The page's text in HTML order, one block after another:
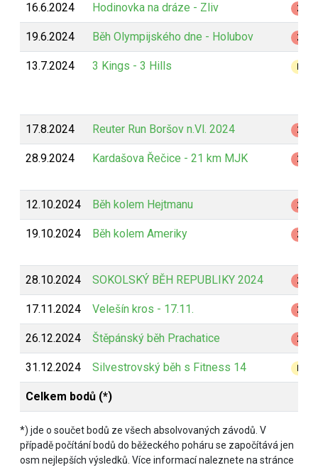
16.6.2024 Hodinovka na dráze - Zliv Z
19.6.2024 Běh Olympijského dne - Holubov Z
13.7.2024 3 Kings - 3 Hills
17.8.2024 Reuter Run Boršov n.Vl. 2024 Z
28.9.2024 Kardašova Řečice - 21 km MJK Z
12.10.2024 Běh kolem Hejtmanu Z
19.10.2024 Běh kolem Ameriky Z
28.10.2024 SOKOLSKÝ BĚH REPUBLIKY 2024 Z
17.11.2024 Velešín kros - 17.11. Z
26.12.2024 Štěpánský běh Prachatice Z
31.12.2024 Silvestrovský běh s Fitness 14
Celkem bodů (*)
*) jde o součet bodů ze všech absolvovaných závodů. V
případě počítání bodů do běžeckého poháru se započítává jen
osm nejlepších výsledků. Více informací naleznete na stránce